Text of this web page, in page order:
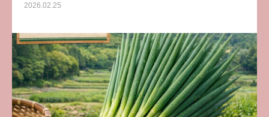
2026.02.25
農業サポート事業
野菜栽培事業
「農福連携」とは？